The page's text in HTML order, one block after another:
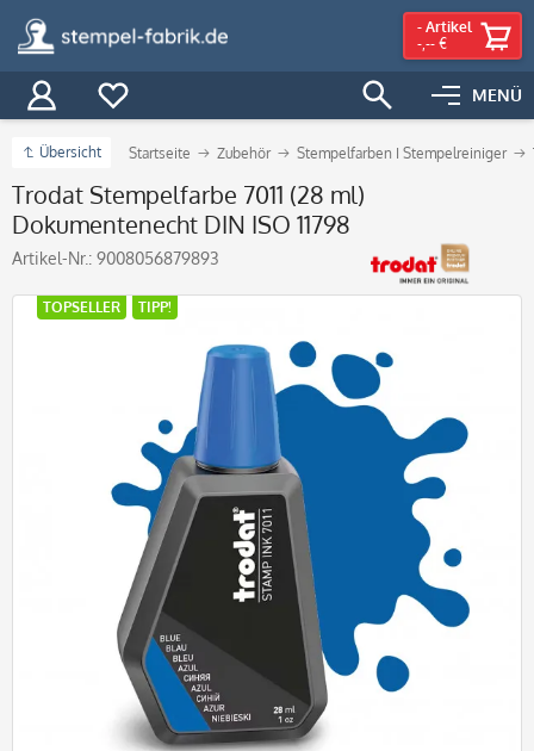
MENÜ
- Artikel
-,-- €
Übersicht Startseite Zubehör Stempelfarben I Stempelreiniger
Trodat Stempelfarbe 7011 (28 ml)
Dokumentenecht DIN ISO 11798
Artikel-Nr.: 9008056879893
TOPSELLER TIPP!